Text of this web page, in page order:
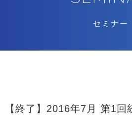
セミナー
【終了】2016年7月 第1回